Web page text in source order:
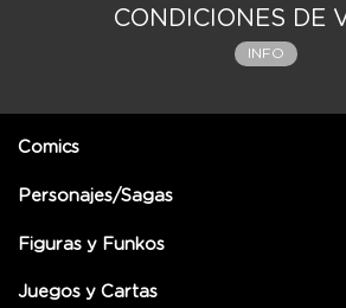
CONDICIONES DE
INFO
Comics
Personajes/Sagas
Figuras y Funkos
Juegos y Cartas